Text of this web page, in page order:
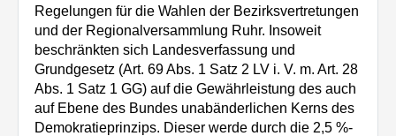
Regelungen für die Wahlen der Bezirksvertretungen
und der Regionalversammlung Ruhr. Insoweit
beschränkten sich Landesverfassung und
Grundgesetz (Art. 69 Abs. 1 Satz 2 LV i. V. m. Art. 28
Abs. 1 Satz 1 GG) auf die Gewährleistung des auch
auf Ebene des Bundes unabänderlichen Kerns des
Demokratieprinzips. Dieser werde durch die 2,5 %-